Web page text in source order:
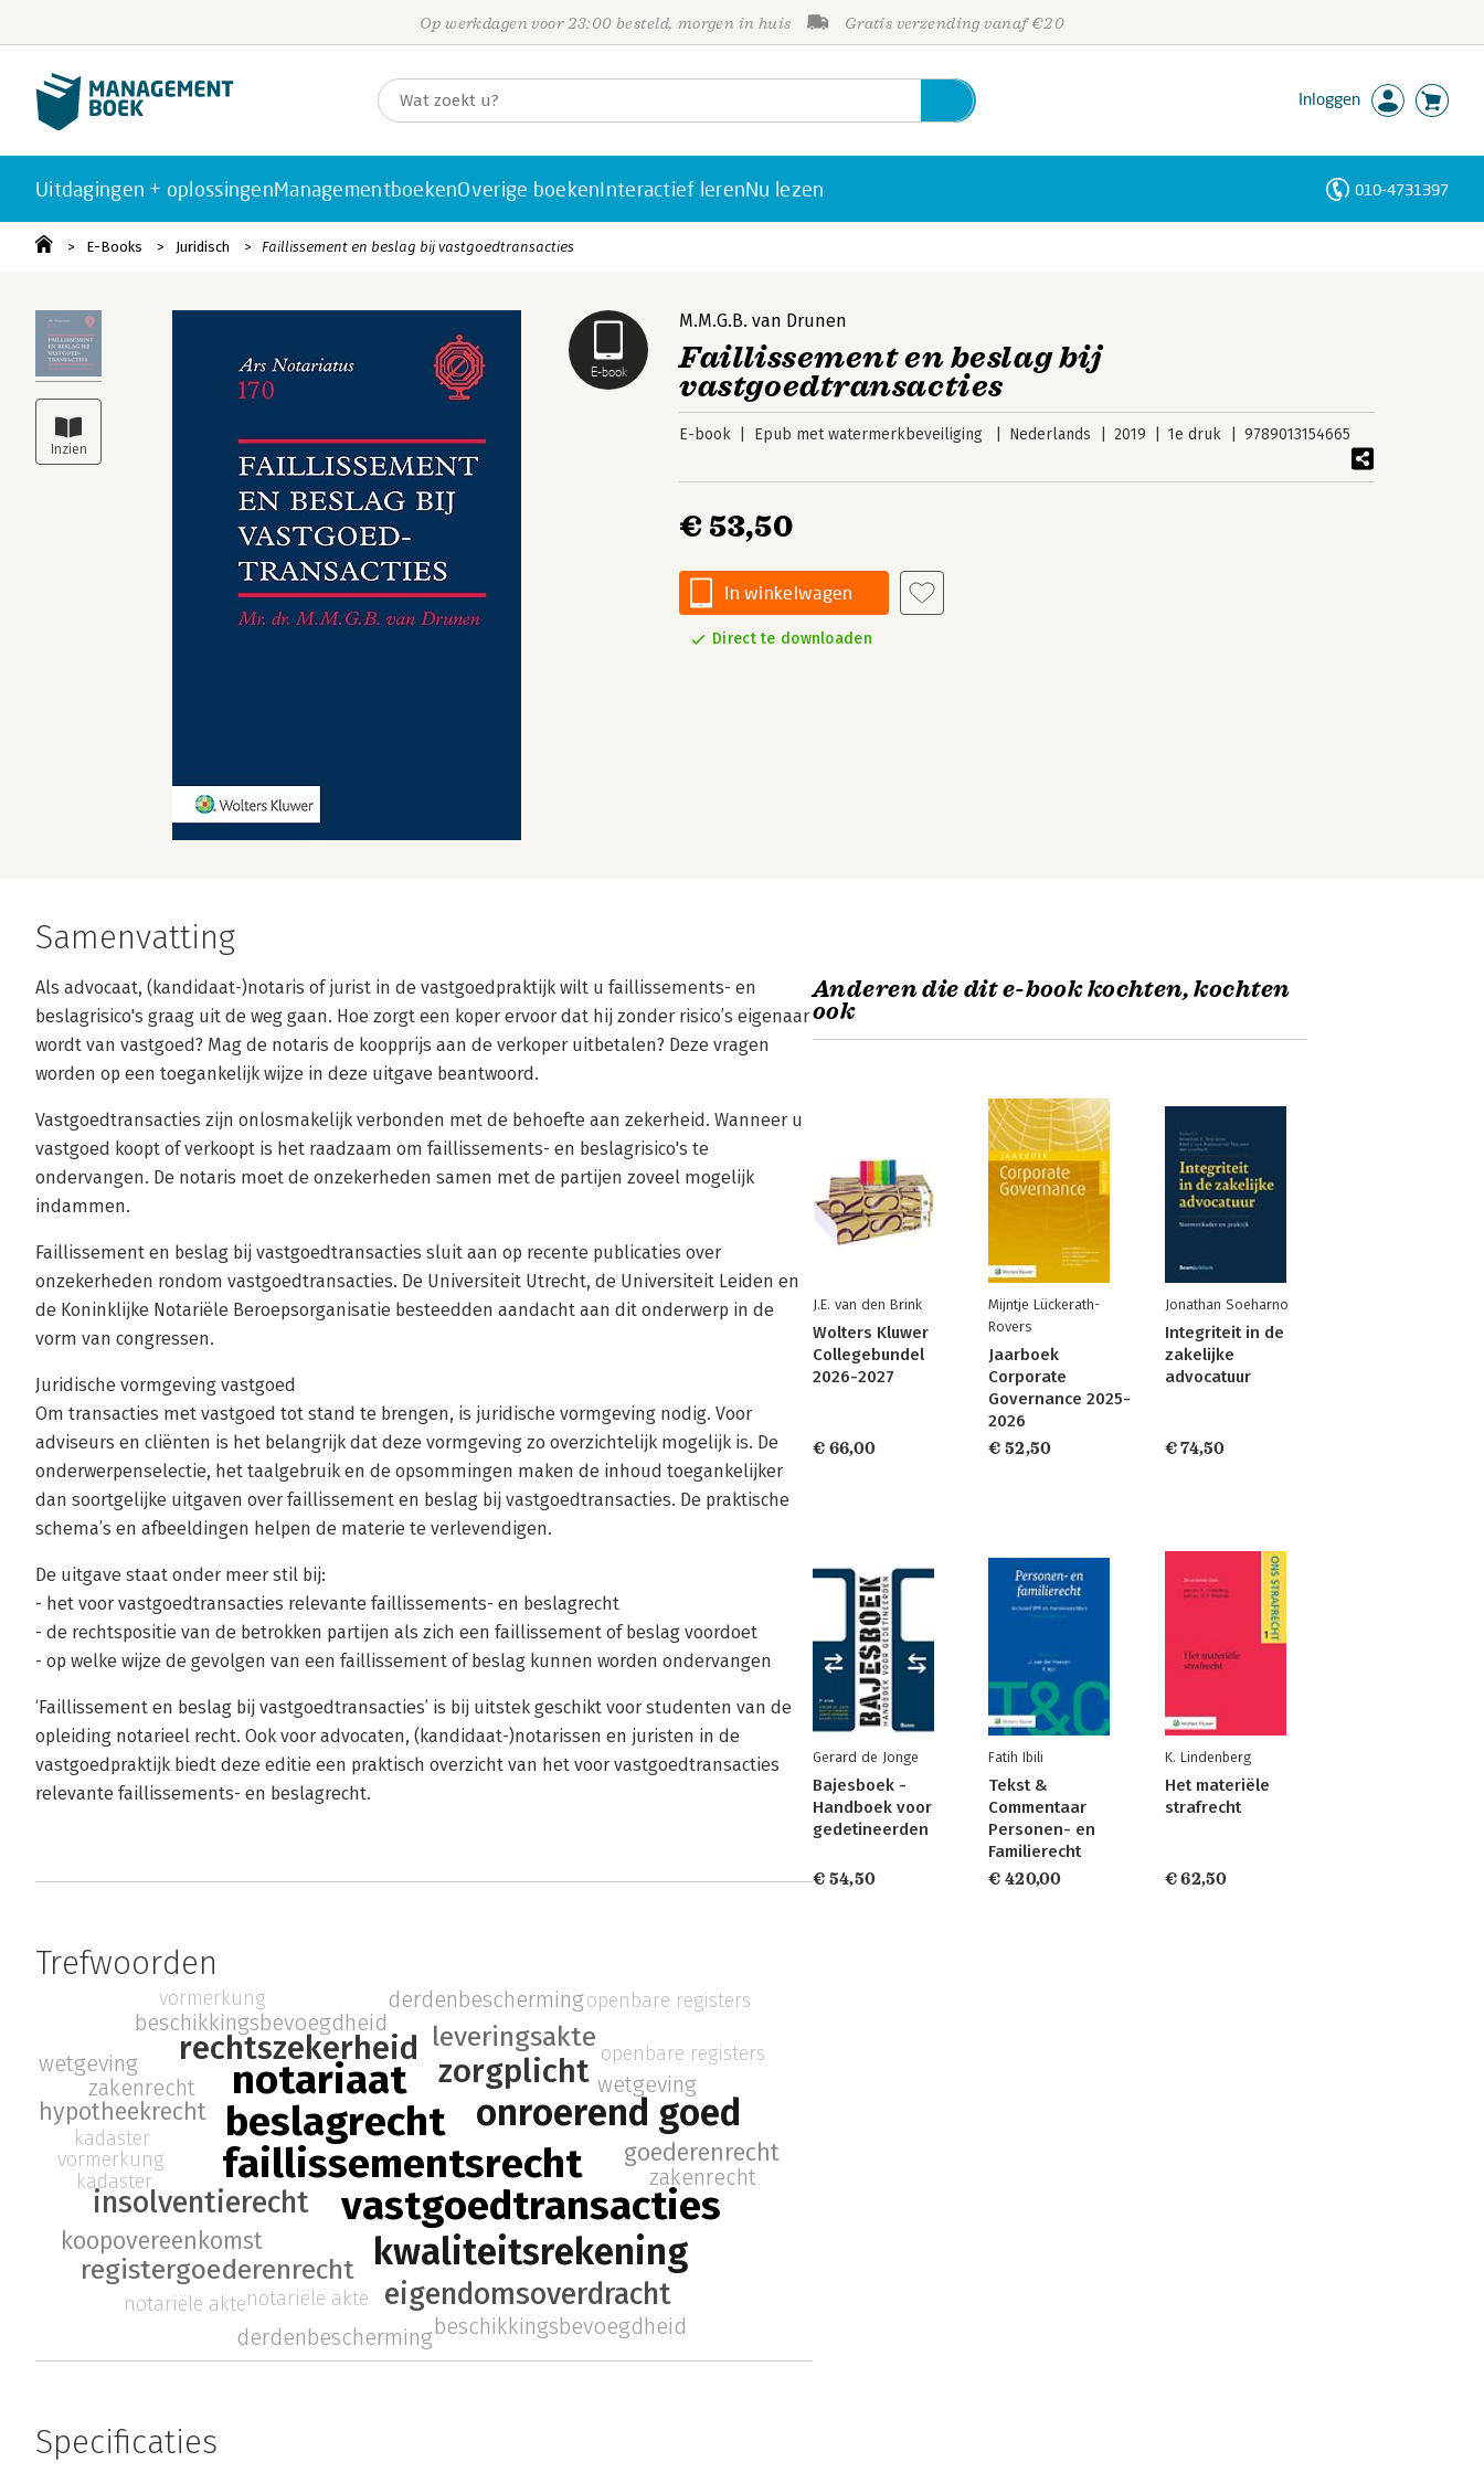
Op werkdagen voor 23:00 besteld, morgen in huis Gratis verzending vanaf €20
Inloggen
Uitdagingen + oplossingenManagementboekenOverige boekenInteractief lerenNu lezen 010-4731397
E-Books Juridisch Faillissement en beslag bij vastgoedtransacties
E-book
M.M.G.B. van Drunen
Faillissement en beslag bij
vastgoedtransacties
E-book Epub met watermerkbeveiliging Nederlands 2019 1e druk 9789013154665
€ 53,50
In winkelwagen
Direct te downloaden
Samenvatting
Als advocaat, (kandidaat-)notaris of jurist in de vastgoedpraktijk wilt u faillissements- en
beslagrisico's graag uit de weg gaan. Hoe zorgt een koper ervoor dat hij zonder risico’s eigenaar
wordt van vastgoed? Mag de notaris de koopprijs aan de verkoper uitbetalen? Deze vragen
worden op een toegankelijk wijze in deze uitgave beantwoord.
Vastgoedtransacties zijn onlosmakelijk verbonden met de behoefte aan zekerheid. Wanneer u
vastgoed koopt of verkoopt is het raadzaam om faillissements- en beslagrisico's te
ondervangen. De notaris moet de onzekerheden samen met de partijen zoveel mogelijk
indammen.
Faillissement en beslag bij vastgoedtransacties sluit aan op recente publicaties over
onzekerheden rondom vastgoedtransacties. De Universiteit Utrecht, de Universiteit Leiden en
de Koninklijke Notariële Beroepsorganisatie besteedden aandacht aan dit onderwerp in de
vorm van congressen.
Juridische vormgeving vastgoed
Om transacties met vastgoed tot stand te brengen, is juridische vormgeving nodig. Voor
adviseurs en cliënten is het belangrijk dat deze vormgeving zo overzichtelijk mogelijk is. De
onderwerpenselectie, het taalgebruik en de opsommingen maken de inhoud toegankelijker
dan soortgelijke uitgaven over faillissement en beslag bij vastgoedtransacties. De praktische
schema’s en afbeeldingen helpen de materie te verlevendigen.
De uitgave staat onder meer stil bij:
- het voor vastgoedtransacties relevante faillissements- en beslagrecht
- de rechtspositie van de betrokken partijen als zich een faillissement of beslag voordoet
- op welke wijze de gevolgen van een faillissement of beslag kunnen worden ondervangen
‘Faillissement en beslag bij vastgoedtransacties’ is bij uitstek geschikt voor studenten van de
opleiding notarieel recht. Ook voor advocaten, (kandidaat-)notarissen en juristen in de
vastgoedpraktijk biedt deze editie een praktisch overzicht van het voor vastgoedtransacties
relevante faillissements- en beslagrecht.
Trefwoorden
faillissementsrecht
beslagrecht
vastgoedtransacties
notariaat
onroerend goed
kwaliteitsrekening
rechtszekerheid
zorgplicht
eigendomsoverdracht
insolventierecht
leveringsakte
registergoederenrecht
koopovereenkomst
goederenrecht
hypotheekrecht
beschikkingsbevoegdheid
derdenbescherming
zakenrecht
notariële akte
wetgeving
kadaster
vormerkung
openbare registers
beschikkingsbevoegdheid
derdenbescherming
zakenrecht
notariële akte
wetgeving
kadaster
vormerkung openbare registers
Specificaties
Anderen die dit e-book kochten, kochten
ook
J.E. van den Brink
Wolters Kluwer
Collegebundel
2026-2027
€ 66,00
Mijntje Lückerath-
Rovers
Jaarboek
Corporate
Governance 2025-
2026
€ 52,50
Jonathan Soeharno
Integriteit in de
zakelijke
advocatuur
€ 74,50
Gerard de Jonge
Bajesboek -
Handboek voor
gedetineerden
€ 54,50
Fatih Ibili
Tekst &
Commentaar
Personen- en
Familierecht
€ 420,00
K. Lindenberg
Het materiële
strafrecht
€ 62,50
Personen